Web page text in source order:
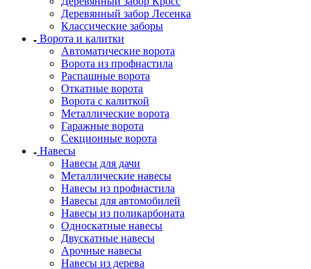
Деревянный забор Лесенка
Классические заборы
Ворота и калитки
Автоматические ворота
Ворота из профнастила
Распашные ворота
Откатные ворота
Ворота с калиткой
Металлические ворота
Гаражные ворота
Секционные ворота
Навесы
Навесы для дачи
Металлические навесы
Навесы из профнастила
Навесы для автомобилей
Навесы из поликарбоната
Односкатные навесы
Двускатные навесы
Арочные навесы
Навесы из дерева